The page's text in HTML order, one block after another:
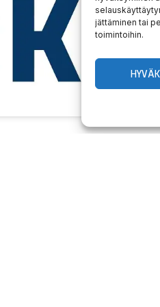
jättäminen tai
toimintoihin.